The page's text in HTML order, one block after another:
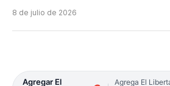
8 de julio de 2026
Agregar El
Agrega El